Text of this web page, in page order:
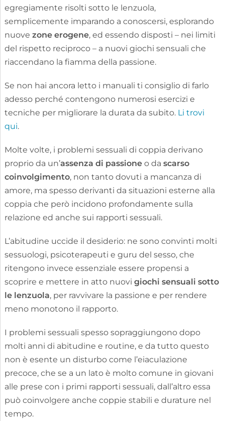
egregiamente risolti sotto le lenzuola,
semplicemente imparando a conoscersi, esplorando
nuove zone erogene, ed essendo disposti – nei limiti
del rispetto reciproco – a nuovi giochi sensuali che
riaccendano la fiamma della passione.
Se non hai ancora letto i manuali ti consiglio di farlo
adesso perché contengono numerosi esercizi e
tecniche per migliorare la durata da subito. Li trovi
qui.
Molte volte, i problemi sessuali di coppia derivano
proprio da un’assenza di passioneo da scarso
coinvolgimento, non tanto dovuti a mancanza di
amore, ma spesso derivanti da situazioni esterne alla
coppia che però incidono profondamente sulla
relazione ed anche sui rapporti sessuali.
L’abitudine uccide il desiderio: ne sono convinti molti
sessuologi, psicoterapeuti e guru del sesso, che
ritengono invece essenziale essere propensi a
scoprire e mettere in atto nuovi giochi sensuali sotto
le lenzuola, per ravvivare la passione e per rendere
meno monotono il rapporto.
I problemi sessuali spesso sopraggiungono dopo
molti anni di abitudine e routine, e da tutto questo
non è esente un disturbo come l’eiaculazione
precoce, che se a un lato è molto comune in giovani
alle prese con i primi rapporti sessuali, dall’altro essa
può coinvolgere anche coppie stabili e durature nel
tempo.